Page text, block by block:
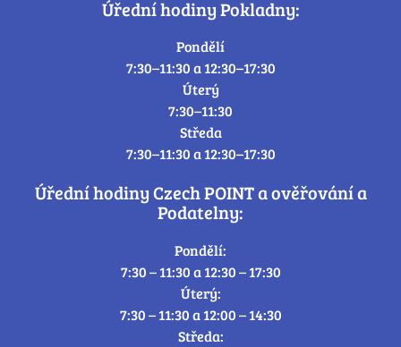
Úřední hodiny Pokladny:
Pondělí
7:30–11:30 a 12:30–17:30
Úterý
7:30–11:30
Středa
7:30–11:30 a 12:30–17:30
Úřední hodiny Czech POINT a ověřování a
Podatelny:
Pondělí:
7:30 – 11:30 a 12:30 – 17:30
Úterý:
7:30 – 11:30 a 12:00 – 14:30
Středa: